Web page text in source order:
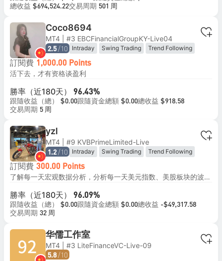
總收益 $694,524.22交易周期 501 周
Coco8694
MT4 | #3 EBCFinancialGroupKY-Live04
2.5 /10 Intraday Swing Trading Trend Following
訂閱費 1,000.00 Points
活下去，才有资格谈盈利
勝率（近180天） 96.43%
跟隨收益（總） $0.00跟隨資金總額 $0.00總收益 $918.58
交易周期 5 周
yzl
MT4 | #9 KVBPrimeLimited-Live
1.2 /10 Intraday Swing Trading Trend Following
訂閱費 300.00 Points
了解每一天宏观数据分析，分析每一天美元指数、美股板块的波动，从市场波动过程中分析其中的主导因素，分析和跟踪全球央行的政策，持续跟踪美联储的动态，了解美联储的政策倾向，每日跟踪交易员的押注以及解读。持续跟踪对冲基金经理的市场分析以及地缘政治格局，跟踪全球政策制定者的讲话以及政策影响，以此做出不同的交易方向，等待寻找交易机会。
勝率（近180天） 96.09%
跟隨收益（總） $0.00跟隨資金總額 $0.00總收益 -$49,317.58
交易周期 32 周
华儒工作室
MT4 | #3 LiteFinanceVC-Live-09
5.8 /10